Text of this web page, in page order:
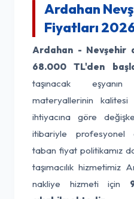
Ardahan
Fiyatları
Ardahan - Nevşehir
68.000 TL'den
taşınacak
materyallerinin
ihtiyacına göre
itibariyle profesyonel
taban fiyat politikamız
taşımacılık hizmetimiz
nakliye hizmeti için